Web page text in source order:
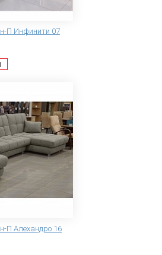
П Инфинити 07
П Алехандро 16